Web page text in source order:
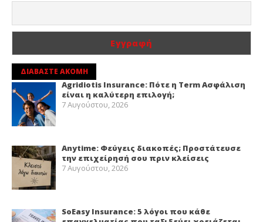
ΔΙΑΒΑΣΤΕ ΑΚΟΜΗ
Agridiotis Insurance: Πότε η Term Ασφάλιση
είναι η καλύτερη επιλογή;
7 Αυγούστου, 2026
Anytime: Φεύγεις διακοπές; Προστάτευσε
την επιχείρησή σου πριν κλείσεις
7 Αυγούστου, 2026
SoEasy Insurance: 5 λόγοι που κάθε